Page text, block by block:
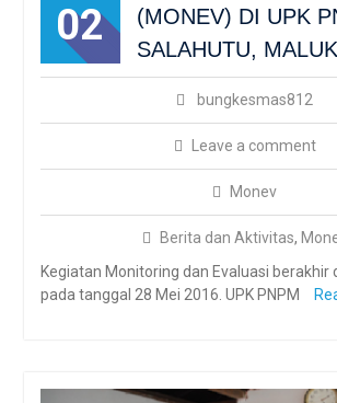
02
(MONEV) DI UPK
SALAHUTU,
bungkesmas812
Leave a comment
Monev
Berita dan Aktivitas,
Kegiatan Monitoring dan Evaluasi berakhir
pada tanggal 28 Mei 2016. UPK PNPM